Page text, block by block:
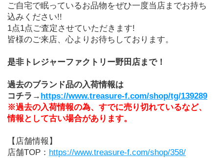
ご自宅で眠っているお品物をぜひ一度当店までお持ち
込みください!!
1点1点ご査定させていただきます!
皆様のご来店、心よりお待ちしております。
是非トレジャーファクトリー野田店まで！
過去のブランド品の入荷情報は
コチラ→ https://www.treasure-f.com/shop/tg/139289
※過去の入荷情報の為、すでに売り切れているなど、
情報として古い場合があります。
【店舗情報】
店舗TOP： https://www.treasure-f.com/shop/358/